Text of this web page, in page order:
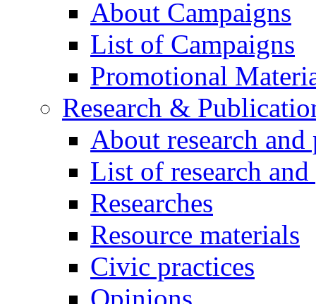
About Campaigns
List of Campaigns
Promotional
Research &
About research
List of research
Researches
Resource materials
Civic practices
Opinions